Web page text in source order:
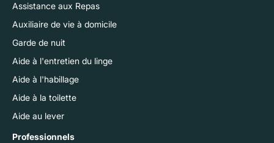
Assistance aux Repas
Auxiliaire de vie à domicile
Garde de nuit
Aide à l'entretien du linge
Aide à l'habillage
Aide à la toilette
Aide au lever
Professionnels